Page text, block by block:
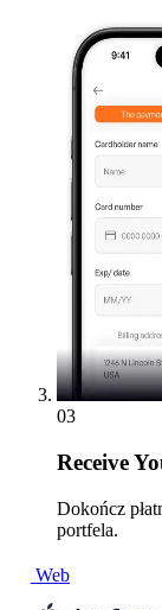
03
Receive
Dokończ
portfela.
Web